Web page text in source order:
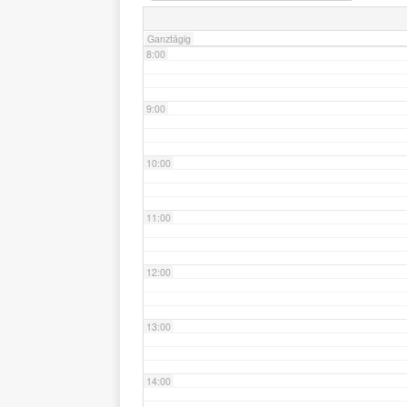
Ganztägig
8:00
9:00
10:00
11:00
12:00
13:00
14:00